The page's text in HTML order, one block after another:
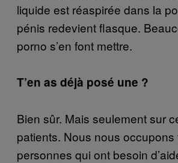
liquide est réaspirée dans la
pénis redevient flasque.
porno s’en font mettre.
T’en as déjà posé une ?
Bien sûr. Mais seulement sur
patients. Nous nous
personnes qui ont besoin